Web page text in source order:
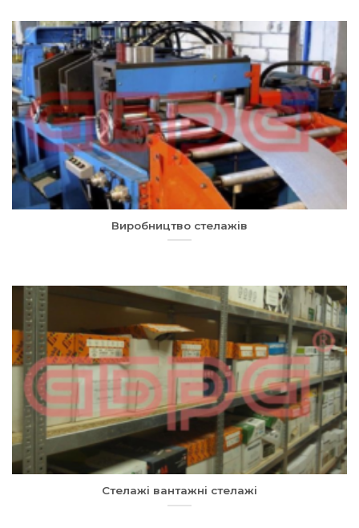
Виробництво стелажів
Стелажі вантажні стелажі